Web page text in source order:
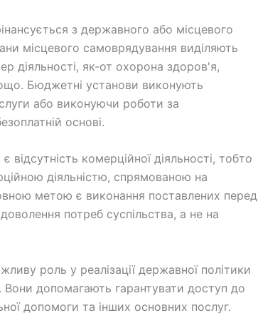
з державного або місцевого
місцевого самоврядування виділяють
діяльності, як-от охорона здоров'я,
Бюджетні установи виконують
або виконуючи роботи за
основі.
комерційної діяльності, тобто
діяльністю, спрямованою на
метою є виконання поставлених перед
потреб суспільства, а не на
роль у реалізації державної політики
Вони допомагають гарантувати доступ до
допомоги та інших основних послуг.